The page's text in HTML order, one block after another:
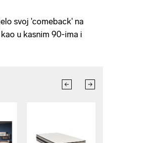
svoj 'comeback' na
u kasnim 90-ima i